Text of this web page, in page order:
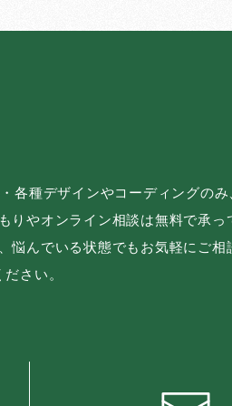
各種デザインやコーディングの
りやオンライン相談は無料で承っ
悩んでいる状態でもお気軽にご相
さい。